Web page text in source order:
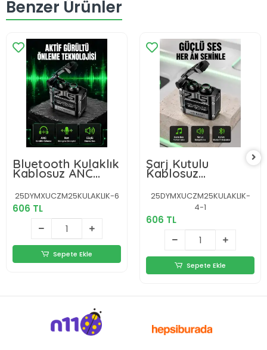
Benzer Ürünler
Bluetooth Kulaklık
Kablosuz ANC
Gürültü Önleyici
Stereo Ses Yeni
Nesil
25DYMXUCZM25KULAKLIK-6
606 TL
Sepete Ekle
Şarj Kutulu
Kablosuz
Bluetooth Kulak
İçi Spor Kulaklık
Yeni Nesil
25DYMXUCZM25KULAKLIK-
4-1
606 TL
Sepete Ekle